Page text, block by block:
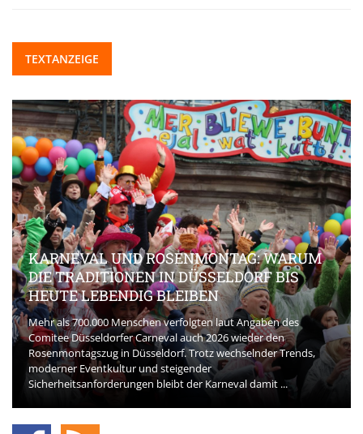
TEXTANZEIGE
KARNEVAL UND ROSENMONTAG: WARUM
DIE TRADITIONEN IN DÜSSELDORF BIS
HEUTE LEBENDIG BLEIBEN
Mehr als 700.000 Menschen verfolgten laut Angaben des
Comitee Düsseldorfer Carneval auch 2026 wieder den
Rosenmontagszug in Düsseldorf. Trotz wechselnder Trends,
moderner Eventkultur und steigender
Sicherheitsanforderungen bleibt der Karneval damit ...